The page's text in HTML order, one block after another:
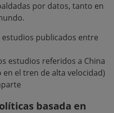
por datos, tanto en
publicados entre
estudios referidos a China
el tren de alta velocidad)
basada en